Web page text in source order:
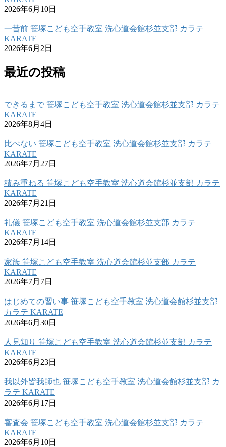
2026年6月10日
一昔前 笹塚こども空手教室 洗心道会館杉並支部 カラテ
KARATE
2026年6月2日
最近の投稿
できるまで 笹塚こども空手教室 洗心道会館杉並支部 カラテ
KARATE
2026年8月4日
比べない 笹塚こども空手教室 洗心道会館杉並支部 カラテ
KARATE
2026年7月27日
積み重ねる 笹塚こども空手教室 洗心道会館杉並支部 カラテ
KARATE
2026年7月21日
礼儀 笹塚こども空手教室 洗心道会館杉並支部 カラテ
KARATE
2026年7月14日
家族 笹塚こども空手教室 洗心道会館杉並支部 カラテ
KARATE
2026年7月7日
はじめての習い事 笹塚こども空手教室 洗心道会館杉並支部
カラテ KARATE
2026年6月30日
人見知り 笹塚こども空手教室 洗心道会館杉並支部 カラテ
KARATE
2026年6月23日
我以外皆我師也 笹塚こども空手教室 洗心道会館杉並支部 カ
ラテ KARATE
2026年6月17日
審査会 笹塚こども空手教室 洗心道会館杉並支部 カラテ
KARATE
2026年6月10日